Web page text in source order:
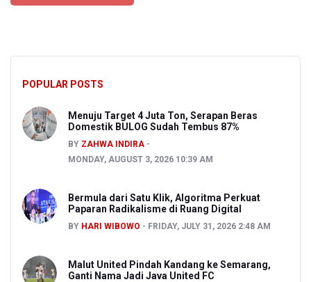
POPULAR POSTS
Menuju Target 4 Juta Ton, Serapan Beras
Domestik BULOG Sudah Tembus 87%
BY ZAHWA INDIRA
MONDAY, AUGUST 3, 2026 10:39 AM
Bermula dari Satu Klik, Algoritma Perkuat
Paparan Radikalisme di Ruang Digital
BY HARI WIBOWO FRIDAY, JULY 31, 2026 2:48 AM
Malut United Pindah Kandang ke Semarang,
Ganti Nama Jadi Java United FC